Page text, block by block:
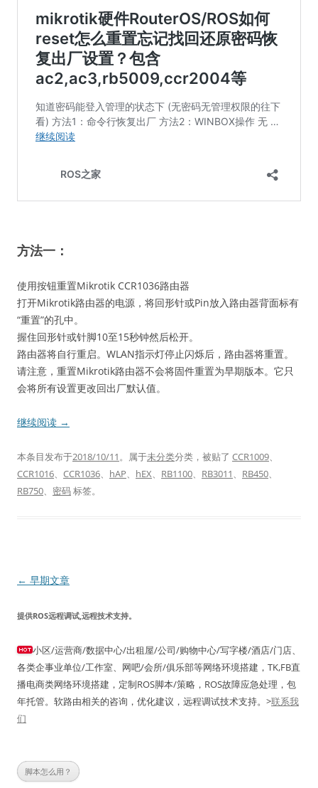
方法一：
使用按钮重置Mikrotik CCR1036路由器
打开Mikrotik路由器的电源，将回形针或Pin放入路由器背面标有
“重置”的孔中。
握住回形针或针脚10至15秒钟然后松开。
路由器将自行重启。WLAN指示灯停止闪烁后，路由器将重置。
请注意，重置Mikrotik路由器不会将固件重置为早期版本。它只
会将所有设置更改回出厂默认值。
继续阅读 →
本条目发布于2018/10/11 。属于未分类分类，被贴了 CCR1009
CCR1016
CCR1036 hAP hEX RB1100 RB3011 RB450
RB750
密码标签。
文
导
← 早期文章
提供ROS远程调试,远程技术支持。
小区/运营商/数据中心/出租屋/公司/购物中心/写字楼/酒店/门店、
各类企事业单位/工作室、网吧/会所/俱乐部等网络环境搭建，TK,FB直
播电商类网络环境搭建，定制ROS脚本/策略，ROS故障应急处理，包
年托管。软路由相关的咨询，优化建议，远程调试技术支持。>联系我
们
脚本怎么用？